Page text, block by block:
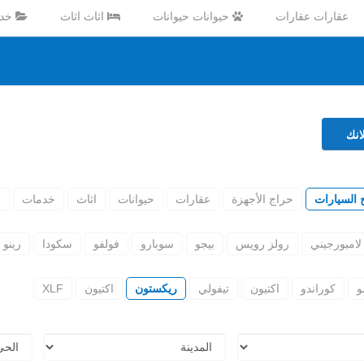
عقارات عقارات حيوانات حيوانات اثاث اثاث
السيارات حراج الأجهزة عقارات حيوانات اثاث خدمات
لامبورجيني رولز رويس بيجو سوبارو فولفو سكودا رينو
كوراندو اكتيون تيفولي ريكستون اكتيون XLF